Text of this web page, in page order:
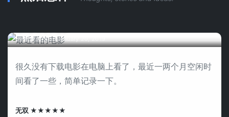
by然后怎样onJanuary 20, 2019
很久没有下载电影在电脑上看了，最近一两个月空闲时
间看了一些，简单记录一下。
无双 ★★★★★